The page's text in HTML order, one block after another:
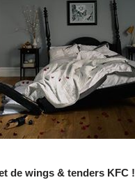
de wings & tenders KFC !